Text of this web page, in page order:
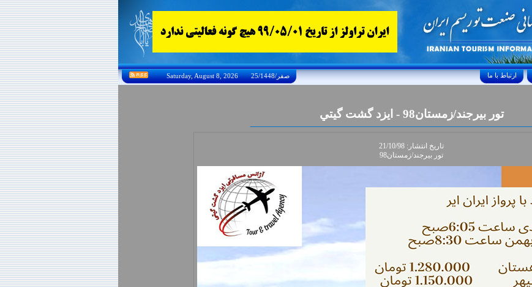
Saturday, August 8, 2026 25/صفر/1448 ارتباط با ما
تور بيرجند/زمستان98 - ايزد گشت گيتي
تاريخ انتشار: 21/10/98
تور بيرجند/زمستان98